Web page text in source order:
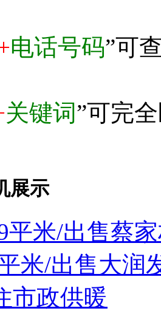
电话号码”可
关键词”可完
展示
平米/出售蔡
米/出售大润
市政供暖